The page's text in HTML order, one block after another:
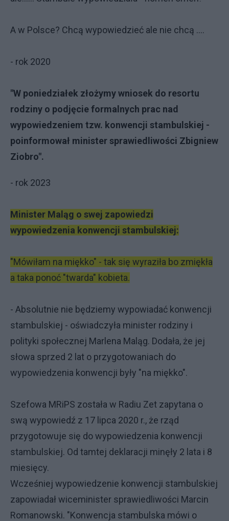
A w Polsce? Chcą wypowiedzieć ale nie chcą ....
- rok 2020
"W poniedziałek złożymy wniosek do resortu
rodziny o podjęcie formalnych prac nad
wypowiedzeniem tzw. konwencji stambulskiej -
poinformował minister sprawiedliwości Zbigniew
Ziobro".
- rok 2023
Minister Maląg o swej zapowiedzi
wypowiedzenia konwencji stambulskiej:
"Mówiłam na miękko" - tak się wyraziła bo zmiękła
a taka ponoć "twarda" kobieta.
- Absolutnie nie będziemy wypowiadać konwencji
stambulskiej - oświadczyła minister rodziny i
polityki społecznej Marlena Maląg. Dodała, że jej
słowa sprzed 2 lat o przygotowaniach do
wypowiedzenia konwencji były "na miękko".
Szefowa MRiPS została w Radiu Zet zapytana o
swą wypowiedź z 17 lipca 2020 r., że rząd
przygotowuje się do wypowiedzenia konwencji
stambulskiej. Od tamtej deklaracji minęły 2 lata i 8
miesięcy.
Wcześniej wypowiedzenie konwencji stambulskiej
zapowiadał wiceminister sprawiedliwości Marcin
Romanowski. "Konwencja stambulska mówi o